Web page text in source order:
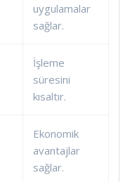
uygulamalar
sağlar.
İşleme
süresini
kısaltır.
Ekonomik
avantajlar
sağlar.